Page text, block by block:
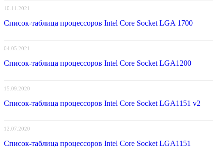
10.11.2021
Список-таблица процессоров Intel Core Socket LGA 1700
04.05.2021
Список-таблица процессоров Intel Core Socket LGA1200
15.09.2020
Список-таблица процессоров Intel Core Socket LGA1151 v2
12.07.2020
Список-таблица процессоров Intel Core Socket LGA1151